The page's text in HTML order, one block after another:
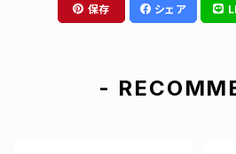
保存 シェア
-